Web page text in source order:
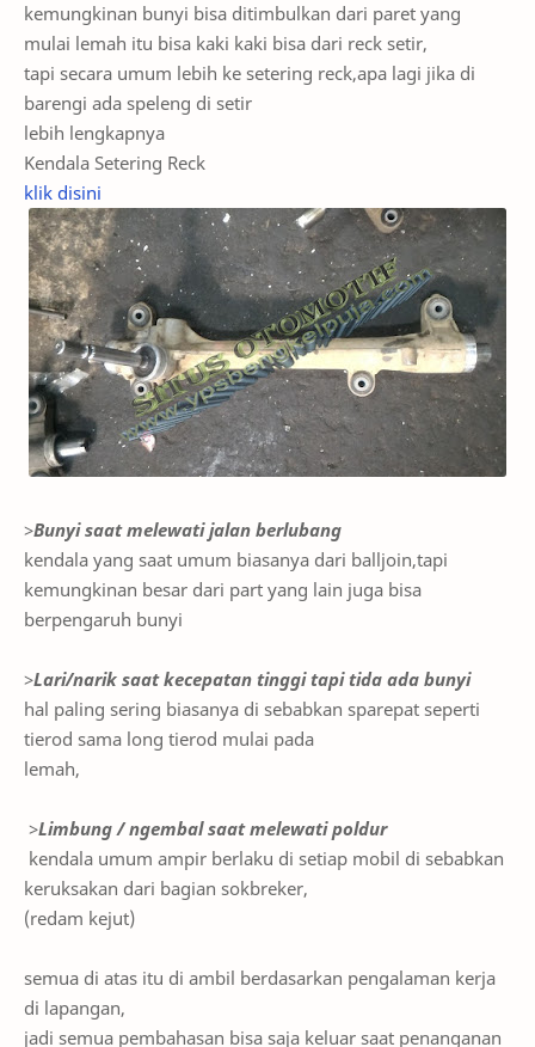
kemungkinan bunyi bisa ditimbulkan dari paret yang
mulai lemah itu bisa kaki kaki bisa dari reck setir,
tapi secara umum lebih ke setering reck,apa lagi jika di
barengi ada speleng di setir
lebih lengkapnya
Kendala Setering Reck
klik disini
>Bunyi saat melewati jalan berlubang
kendala yang saat umum biasanya dari balljoin,tapi
kemungkinan besar dari part yang lain juga bisa
berpengaruh bunyi
>Lari/narik saat kecepatan tinggi tapi tida ada bunyi
hal paling sering biasanya di sebabkan sparepat seperti
tierod sama long tierod mulai pada
lemah,
>Limbung / ngembal saat melewati poldur
kendala umum ampir berlaku di setiap mobil di sebabkan
keruksakan dari bagian sokbreker,
(redam kejut)
semua di atas itu di ambil berdasarkan pengalaman kerja
di lapangan,
jadi semua pembahasan bisa saja keluar saat penanganan